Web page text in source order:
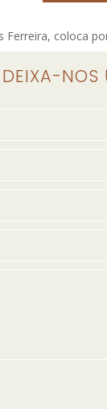
coloca
DEIXA-NOS